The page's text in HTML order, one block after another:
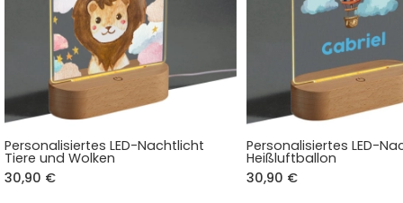
Personalisiertes LED-Nachtlicht
Tiere und Wolken
30,90 €
Personalisiertes LED-
Heißluftballon
30,90 €